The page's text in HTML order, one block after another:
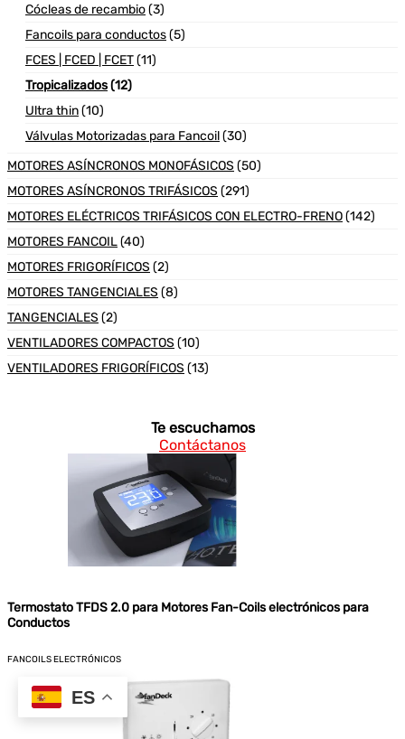
Cócleas de recambio(3)
Fancoils para conductos(5)
FCES | FCED | FCET(11)
Tropicalizados(12)
Ultra thin(10)
Válvulas Motorizadas para Fancoil(30)
MOTORES ASÍNCRONOS MONOFÁSICOS (50)
MOTORES ASÍNCRONOS TRIFÁSICOS (291)
MOTORES ELÉCTRICOS TRIFÁSICOS CON ELECTRO-FRENO(142)
MOTORES FANCOIL(40)
MOTORES FRIGORÍFICOS (2)
MOTORES TANGENCIALES (8)
TANGENCIALES (2)
VENTILADORES COMPACTOS (10)
VENTILADORES FRIGORÍFICOS (13)
Te escuchamos
Contáctanos
Termostato TFDS 2.0 para Motores Fan-Coils electrónicos para
Conductos
FANCOILS ELECTRÓNICOS
ES